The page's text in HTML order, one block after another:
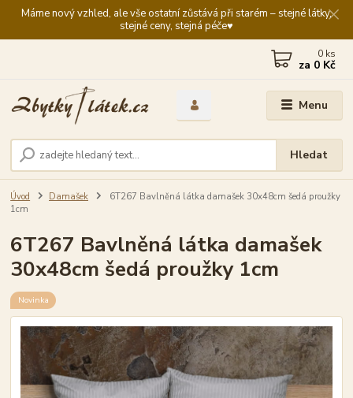
Máme nový vzhled, ale vše ostatní zůstává při starém – stejné látky,
stejné ceny, stejná péče♥️
Menu
Hledat
0 ks
za 0 Kč
Úvod Damašek
6T267 Bavlněná látka damašek 30x48cm šedá proužky
1cm
6T267 Bavlněná látka damašek
30x48cm šedá proužky 1cm
Novinka